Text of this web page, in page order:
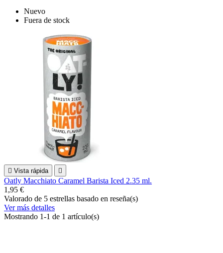
Nuevo
Fuera de stock
 Vista rápida 
Oatly Macchiato Caramel Barista Iced 2.35 ml.
1,95 €
Valorado de 5 estrellas basado en reseña(s)
Ver más detalles
Mostrando 1-1 de 1 artículo(s)